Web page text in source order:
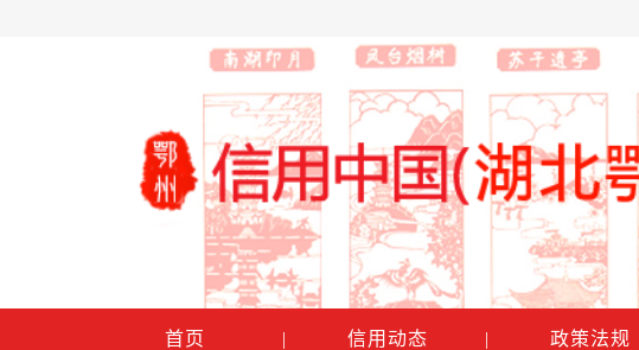
首页 | 信用动态 | 政策法规